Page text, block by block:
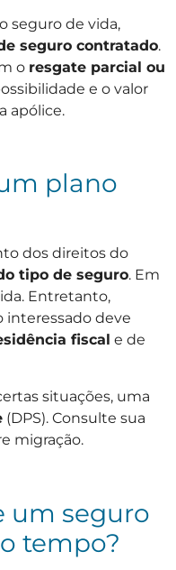
seguro de vida,
seguro contratado.
o resgate parcial ou
e o valor
apólice.
plano
dos direitos do
tipo de seguro. Em
Entretanto,
interessado deve
fiscal e de
situações, uma
(DPS). Consulte sua
migração.
um seguro
tempo?